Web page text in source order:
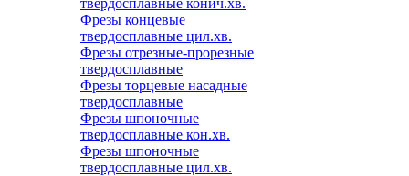
твердосплавные конич.хв.
Фрезы концевые
твердосплавные цил.хв.
Фрезы отрезные-прорезные
твердосплавные
Фрезы торцевые насадные
твердосплавные
Фрезы шпоночные
твердосплавные кон.хв.
Фрезы шпоночные
твердосплавные цил.хв.